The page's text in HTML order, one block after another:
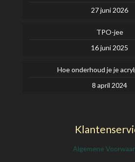
27 juni 2026
TPO-jee
16 juni 2025
Hoe onderhoud je je
8 april 2024
Algemene